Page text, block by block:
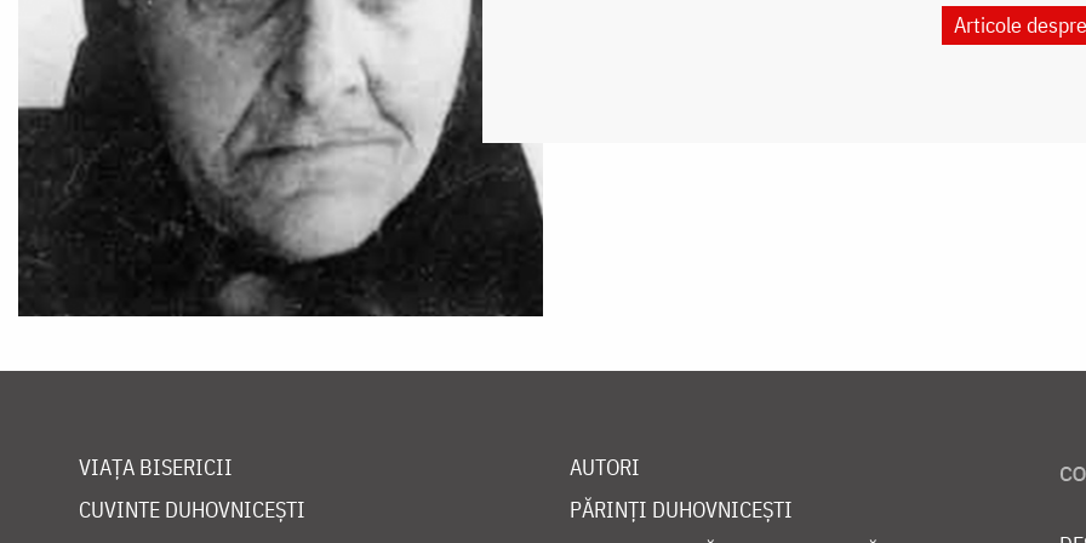
Articole
VIAȚA BISERICII
CUVINTE DUHOVNICEȘTI
AUTORI
PĂRINȚI DUHOVNICEȘTI